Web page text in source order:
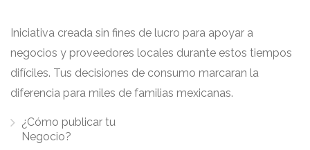
Iniciativa creada sin fines de lucro para apoyar a
negocios y proveedores locales durante estos tiempos
difíciles. Tus decisiones de consumo marcaran la
diferencia para miles de familias mexicanas.
¿Cómo publicar tu
Negocio?